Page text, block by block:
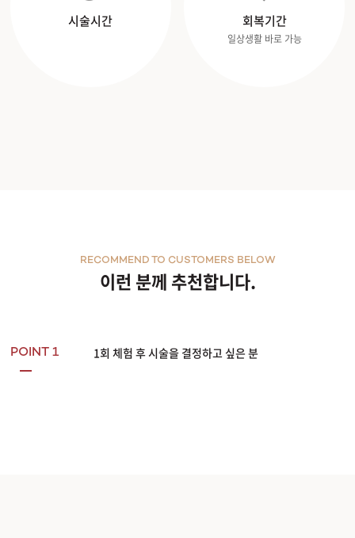
시술시간 회복기간
일상생활 바로 가능
이런 분께 추천합니다.
RECOMMEND TO CUSTOMERS BELOW
POINT 1 1회 체험 후 시술을 결정하고 싶은 분